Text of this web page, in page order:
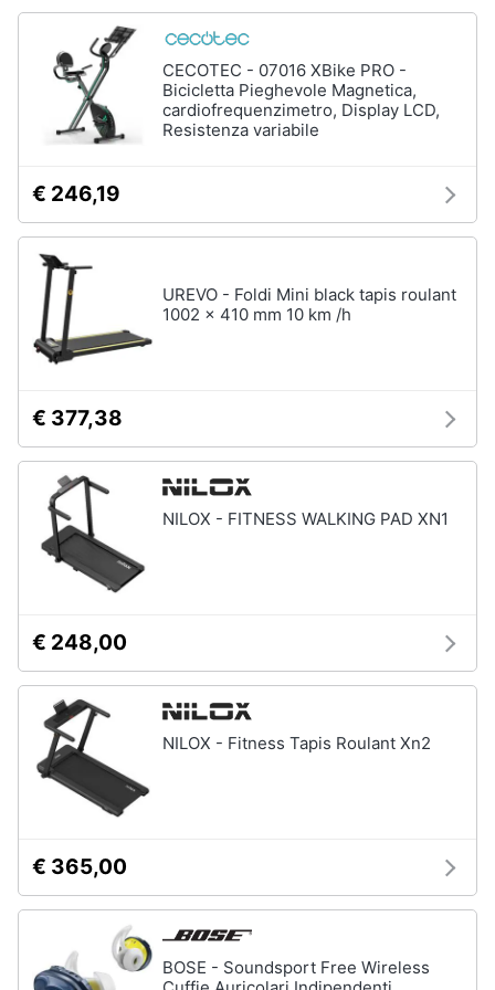
CECOTEC - 07016 XBike PRO -
Bicicletta Pieghevole Magnetica,
cardiofrequenzimetro, Display LCD,
Resistenza variabile
€ 246,19
UREVO - Foldi Mini black tapis roulant
1002 x 410 mm 10 km /h
€ 377,38
NILOX - FITNESS WALKING PAD XN1
€ 248,00
NILOX - Fitness Tapis Roulant Xn2
€ 365,00
BOSE - Soundsport Free Wireless